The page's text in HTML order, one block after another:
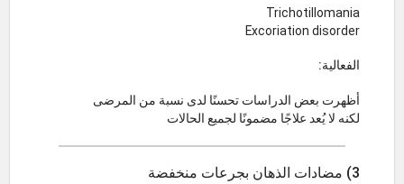
Trichotillomania
Excoriation disorder
الفعالية:
أظهرت بعض الدراسات تحسنًا لدى نسبة من المرضى
لكنه لا يُعد علاجًا مضمونًا لجميع الحالات
3) مضادات الذهان بجرعات منخفضة